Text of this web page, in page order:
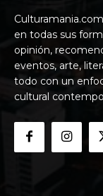
en todas sus
opinión,
eventos, arte,
todo con un
cultural